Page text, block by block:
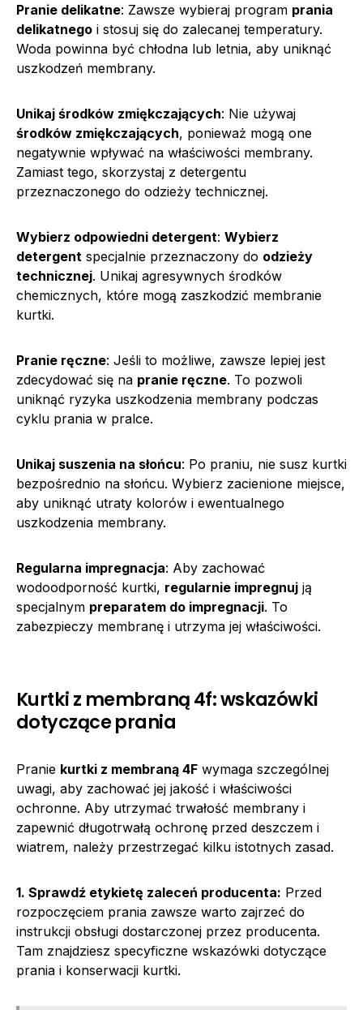
Pranie delikatne: Zawsze wybieraj program prania
delikatnego i stosuj się do zalecanej temperatury.
Woda powinna być chłodna lub letnia, aby uniknąć
uszkodzeń membrany.
Unikaj środków zmiękczających: Nie używaj
środków zmiękczających, ponieważ mogą one
negatywnie wpływać na właściwości membrany.
Zamiast tego, skorzystaj z detergentu
przeznaczonego do odzieży technicznej.
Wybierz odpowiedni detergent: Wybierz
detergent specjalnie przeznaczony do odzieży
technicznej. Unikaj agresywnych środków
chemicznych, które mogą zaszkodzić membranie
kurtki.
Pranie ręczne: Jeśli to możliwe, zawsze lepiej jest
zdecydować się na pranie ręczne. To pozwoli
uniknąć ryzyka uszkodzenia membrany podczas
cyklu prania w pralce.
Unikaj suszenia na słońcu: Po praniu, nie susz kurtki
bezpośrednio na słońcu. Wybierz zacienione miejsce,
aby uniknąć utraty kolorów i ewentualnego
uszkodzenia membrany.
Regularna impregnacja: Aby zachować
wodoodporność kurtki, regularnie impregnuj ją
specjalnym preparatem do impregnacji. To
zabezpieczy membranę i utrzyma jej właściwości.
Kurtki z membraną 4f: wskazówki
dotyczące prania
Pranie kurtki z membraną 4F wymaga szczególnej
uwagi, aby zachować jej jakość i właściwości
ochronne. Aby utrzymać trwałość membrany i
zapewnić długotrwałą ochronę przed deszczem i
wiatrem, należy przestrzegać kilku istotnych zasad.
1. Sprawdź etykietę zaleceń producenta: Przed
rozpoczęciem prania zawsze warto zajrzeć do
instrukcji obsługi dostarczonej przez producenta.
Tam znajdziesz specyficzne wskazówki dotyczące
prania i konserwacji kurtki.